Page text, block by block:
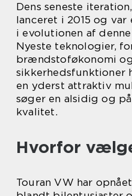
Dens seneste
lanceret i 2015 og
i evolutionen af
Nyeste teknologier,
brændstoføkonomi
sikkerhedsfunktioner
en yderst attraktiv
søger en alsidig og
kvalitet.
Hvorfor
Touran VW har